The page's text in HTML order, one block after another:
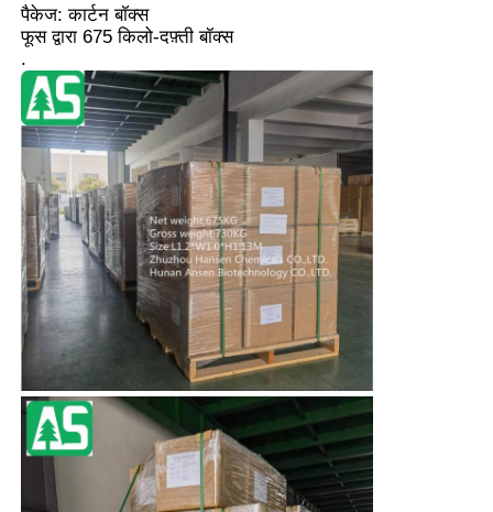
पैकेज: कार्टन बॉक्स
फूस द्वारा 675 किलो-दफ़्ती बॉक्स
.